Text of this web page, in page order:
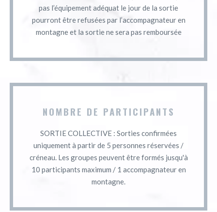
pas l’équipement adéquat le jour de la sortie
pourront être refusées par l’accompagnateur en
montagne et la sortie ne sera pas remboursée
NOMBRE DE PARTICIPANTS
SORTIE COLLECTIVE : Sorties confirmées
uniquement à partir de 5 personnes réservées /
créneau. Les groupes peuvent être formés jusqu'à
10 participants maximum / 1 accompagnateur en
montagne.